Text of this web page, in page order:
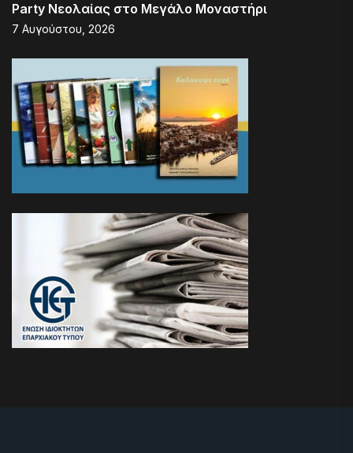
Party Νεολαίας στο Μεγάλο Μοναστήρι
7 Αυγούστου, 2026